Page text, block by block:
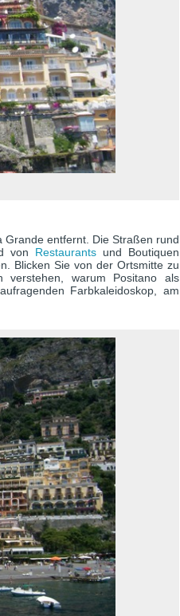
Grande entfernt. Die Straßen rund
von Restaurantsund Boutiquen
Blicken Sie von der Ortsmitte zu
warum Positano als
Farbkaleidoskop, am